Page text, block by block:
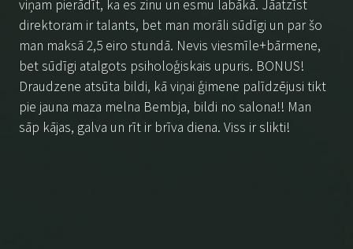
viņam pierādīt, ka es zinu un esmu labākā. Jāatzīst
direktoram ir talants, bet man morāli sūdīgi un par šo
man maksā 2,5 eiro stundā. Nevis viesmīle+bārmene,
bet sūdīgi atalgots psiholoģiskais upuris. BONUS!
Draudzene atsūta bildi, kā viņai ģimene palīdzējusi tikt
pie jauna maza melna Bembja, bildi no salona!! Man
sāp kājas, galva un rīt ir brīva diena. Viss ir slikti!